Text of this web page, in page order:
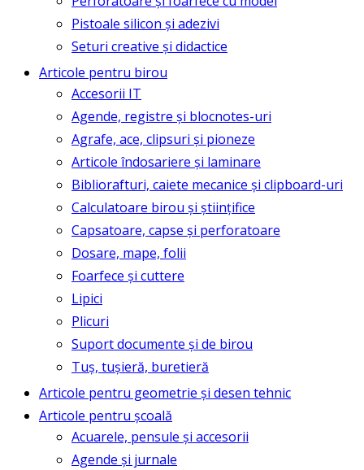
Pistoale silicon și adezivi
Seturi creative și didactice
Articole pentru birou
Accesorii IT
Agende, registre și blocnotes-uri
Agrafe, ace, clipsuri și pioneze
Articole îndosariere și laminare
Bibliorafturi, caiete mecanice și clipboard-uri
Calculatoare birou și științifice
Capsatoare, capse și perforatoare
Dosare, mape, folii
Foarfece și cuttere
Lipici
Plicuri
Suport documente și de birou
Tuș, tușieră, buretieră
Articole pentru geometrie și desen tehnic
Articole pentru școală
Acuarele, pensule și accesorii
Agende și jurnale